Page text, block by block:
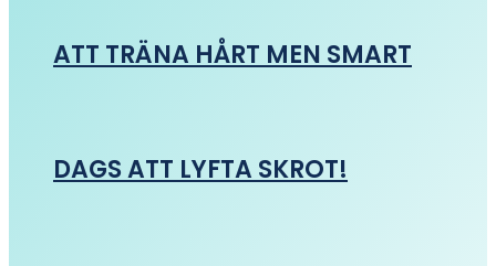
ATT TRÄNA HÅRT MEN SMART
DAGS ATT LYFTA SKROT!